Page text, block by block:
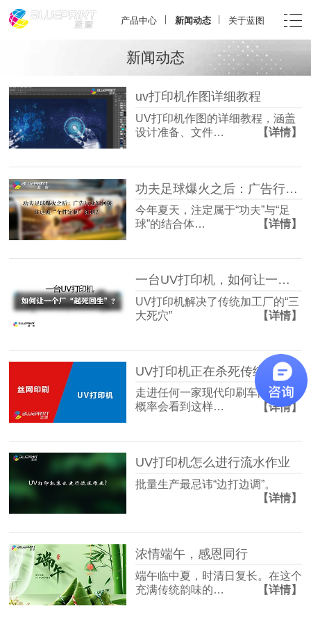
产品中心 新闻动态 关于蓝图
新闻动态
uv打印机作图详细教程
UV打印机作图的详细教程，涵盖
设计准备、文件…
【详情】
功夫足球爆火之后：广告行业如何接住这波“个性定制”红利？
今年夏天，注定属于“功夫”与“足
球”的结合体…
【详情】
一台UV打印机，如何让一个厂“起死回生”？
UV打印机解决了传统加工厂的“三
大死穴”
【详情】
UV打印机正在杀死传统丝印？
走进任何一家现代印刷车间，你大
概率会看到这样…
【详情】
UV打印机怎么进行流水作业
批量生产最忌讳“边打边调”。
【详情】
浓情端午，感恩同行
端午临中夏，时清日复长。在这个
充满传统韵味的…
【详情】